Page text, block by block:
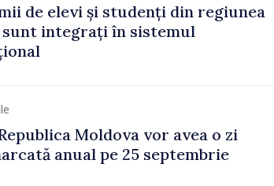
de elevi și studenți din regiunea
integrați în sistemul
Moldova vor avea o zi
anual pe 25 septembrie